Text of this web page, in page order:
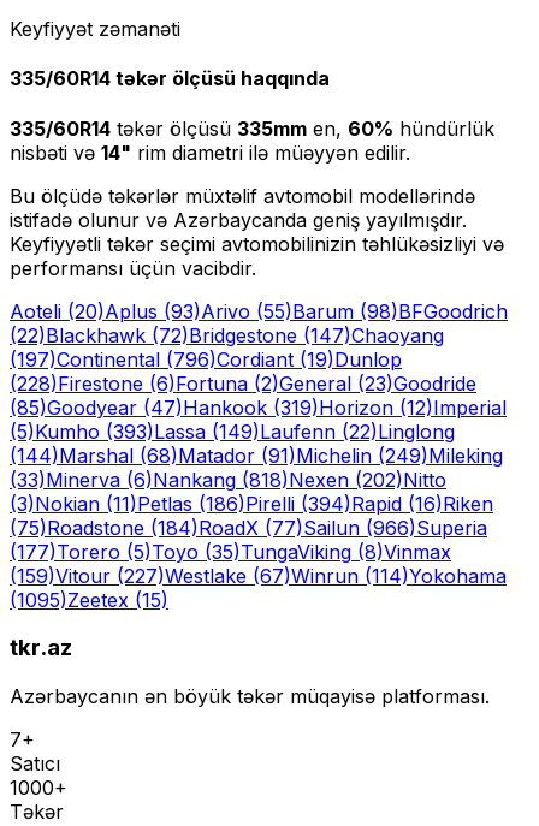
Keyfiyyət zəmanəti
335/60R14 təkər ölçüsü haqqında
335/60R14 təkər ölçüsü 335mm en, 60% hündürlük
nisbəti və 14" rim diametri ilə müəyyən edilir.
Bu ölçüdə təkərlər müxtəlif avtomobil modellərində
istifadə olunur və Azərbaycanda geniş yayılmışdır.
Keyfiyyətli təkər seçimi avtomobilinizin təhlükəsizliyi və
performansı üçün vacibdir.
Aoteli (20)Aplus (93)Arivo (55)Barum (98)BFGoodrich
(22)Blackhawk (72)Bridgestone (147)Chaoyang
(197)Continental (796)Cordiant (19)Dunlop
(228)Firestone (6)Fortuna (2)General (23)Goodride
(85)Goodyear (47)Hankook (319)Horizon (12)Imperial
(5)Kumho (393)Lassa (149)Laufenn (22)Linglong
(144)Marshal (68)Matador (91)Michelin (249)Mileking
(33)Minerva (6)Nankang (818)Nexen (202)Nitto
(3)Nokian (11)Petlas (186)Pirelli (394)Rapid (16)Riken
(75)Roadstone (184)RoadX (77)Sailun (966)Superia
(177)Torero (5)Toyo (35)TungaViking (8)Vinmax
(159)Vitour (227)Westlake (67)Winrun (114)Yokohama
(1095)Zeetex (15)
tkr.az
Azərbaycanın ən böyük təkər müqayisə platforması.
7+
Satıcı
1000+
Təkər